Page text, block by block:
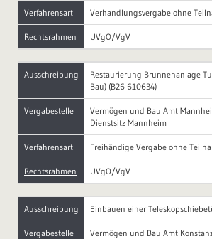
Verfahrensart Verhandlungsvergabe ohne
Rechtsrahmen UVgO/VgV
Ausschreibung
Restaurierung Brunnenanlage
Bau) (B26-610634)
Vergabestelle
Vermögen und Bau Amt
Dienstsitz Mannheim
Verfahrensart Freihändige Vergabe ohne
Rechtsrahmen UVgO/VgV
Ausschreibung Einbauen einer
Vergabestelle Vermögen und Bau Amt